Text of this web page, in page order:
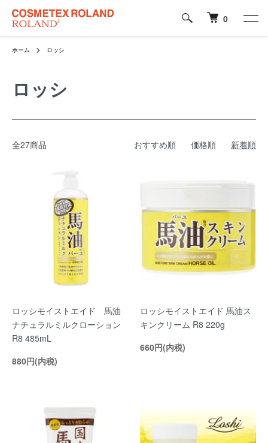
0
ホーム ロッシ
ロッシ
全27商品 おすすめ順 価格順 新着順
ロッシモイストエイド 馬油
ナチュラルミルクローション
R8 485mL
880円(内税)
ロッシモイストエイド 馬油ス
キンクリーム R8 220g
660円(内税)